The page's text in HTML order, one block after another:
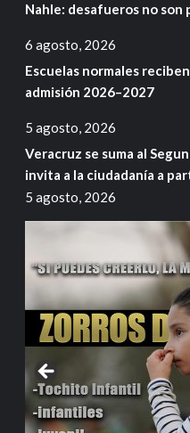
Nahle: desafueros no son
6 agosto, 2026
Escuelas normales
admisión 2026–2027
5 agosto, 2026
Veracruz se suma al
invita a la ciudadanía a
5 agosto, 2026